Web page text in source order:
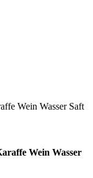
Wein Wasser Saft
Wein Wasser